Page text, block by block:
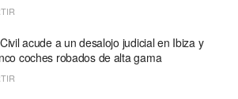
acude a un desalojo judicial en Ibiza y
coches robados de alta gama